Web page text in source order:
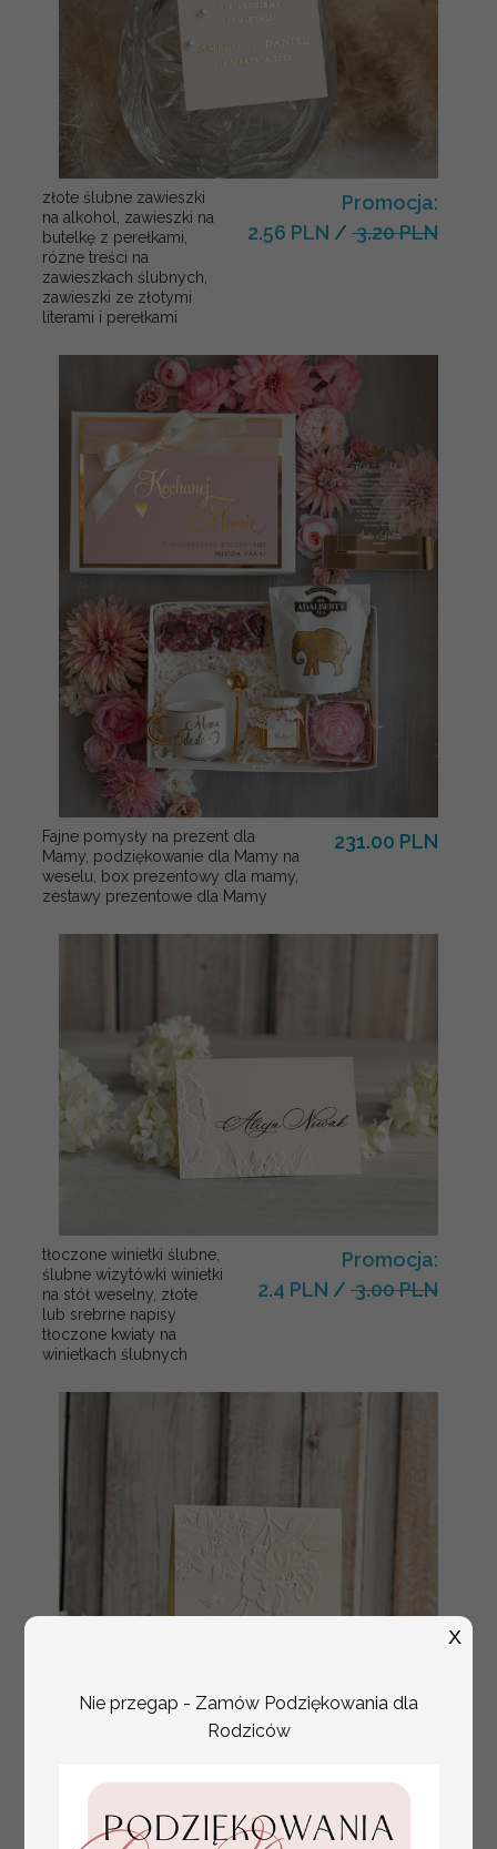
złote ślubne zawieszki
na alkohol, zawieszki na
butelkę z perełkami,
rózne treści na
zawieszkach ślubnych,
zawieszki ze złotymi
literami i perełkami
Promocja:
2.56 PLN / 3.20 PLN
Fajne pomysły na prezent dla
Mamy, podziękowanie dla Mamy na
weselu, box prezentowy dla mamy,
zestawy prezentowe dla Mamy
231.00 PLN
tłoczone winietki ślubne,
ślubne wizytówki winietki
na stół weselny, złote
lub srebrne napisy
tłoczone kwiaty na
winietkach ślubnych
Promocja:
2.4 PLN / 3.00 PLN
Nie przegap - Zamów Podziękowania dla
Rodziców
X